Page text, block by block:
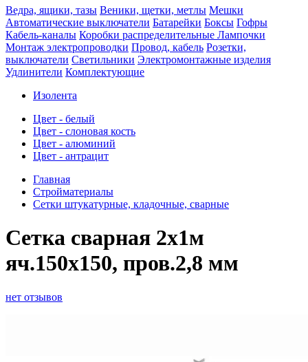
Ведра, ящики, тазы Веники, щетки, метлы Мешки
Автоматические выключатели Батарейки Боксы Гофры
Кабель-каналы Коробки распределительные Лампочки
Монтаж электропроводки Провод, кабель Розетки,
выключатели Светильники Электромонтажные изделия
Удлинители Комплектующие
Изолента
Цвет - белый
Цвет - слоновая кость
Цвет - алюминий
Цвет - антрацит
Главная
Стройматериалы
Сетки штукатурные, кладочные, сварные
Сетка сварная 2х1м
яч.150х150, пров.2,8 мм
нет отзывов